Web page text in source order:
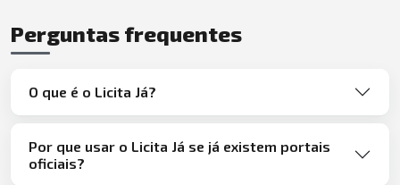
Perguntas frequentes
O que é o Licita Já?
Por que usar o Licita Já se já existem portais
oficiais?